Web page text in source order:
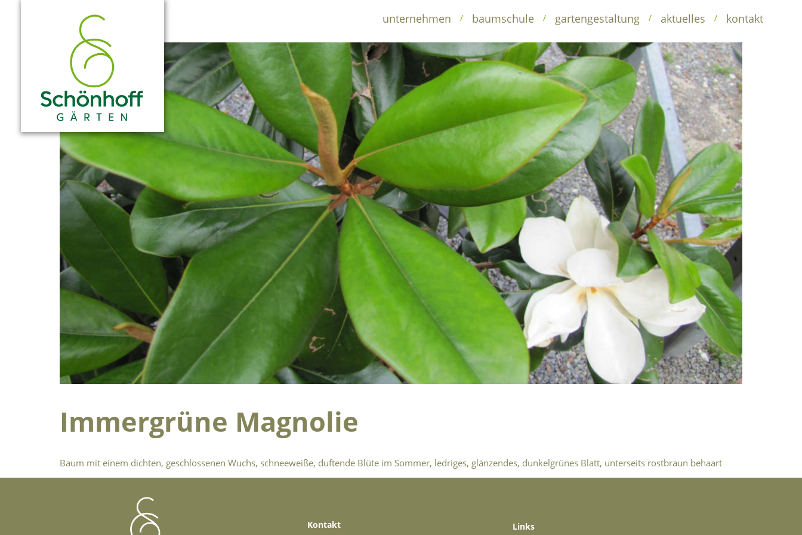
unternehmen / baumschule / gartengestaltung / aktuelles / kontakt
unternehmen baumschule gartengestaltung kontakt
Immergrüne Magnolie
Baum mit einem dichten, geschlossenen Wuchs, schneeweiße, duftende Blüte im Sommer, ledriges, glänzendes, dunkelgrünes Blatt, unterseits rostbraun behaart
Kontakt
Links